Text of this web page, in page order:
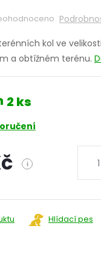
kol ve
a obtížném terénu.
2 ks
i
Hlídací pes